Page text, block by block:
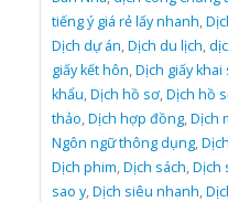
tiếng ý giá rẻ lấy nhanh,
Dịch dự án,Dịch du lịch,
giấy kết hôn,Dịch giấy khai
khẩu,Dịch hồ sơ,Dịch hồ
thảo,Dịch hợp đồng,Dịch
Ngôn ngữ thông dụng,
Dịch phim,Dịch sách,Dịch
sao y,Dịch siêu nhanh,